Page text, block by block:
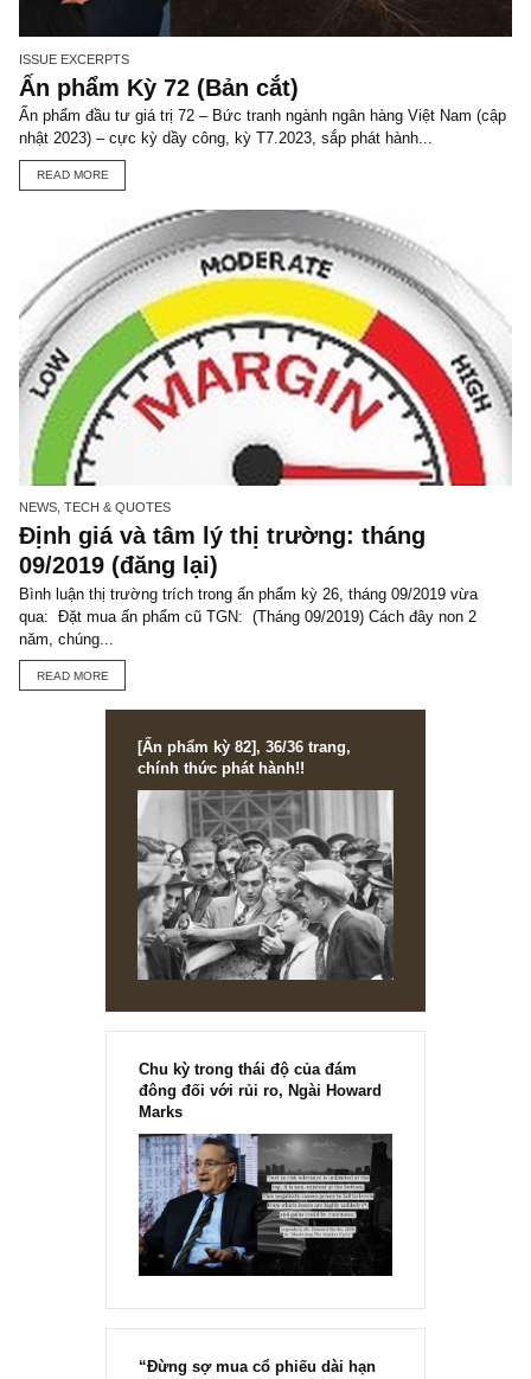
TGN_S.A.F.E Team
Đội biên tập S.A.F.E
VIEW ALL POSTS
You may also like
ISSUE EXCERPTS
Ấn phẩm Kỳ 72 (Bản cắt)
Ấn phẩm đầu tư giá trị 72 – Bức tranh ngành ngân hàng Việt Nam
nhật 2023) – cực kỳ dầy công, kỳ T7.2023, sắp phát hành...
NEWS, TECH & QUOTES
Định giá và tâm lý thị trường: tháng
09/2019 (đăng lại)
Bình luận thị trường trích trong ấn phẩm kỳ 26, tháng 09/2019 vừa